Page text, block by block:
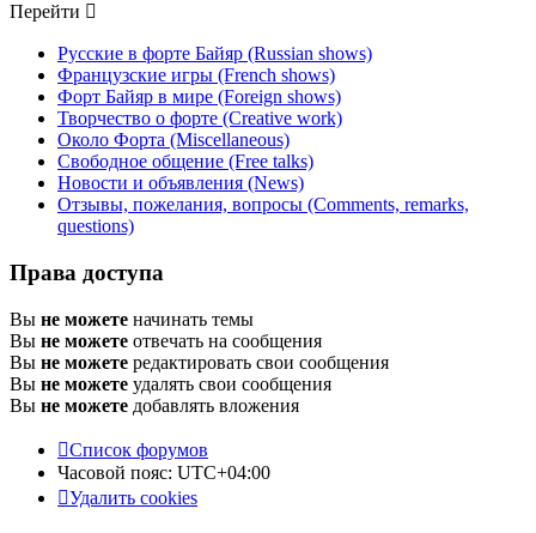
Перейти
Русские в форте Байяр (Russian shows)
Французские игры (French shows)
Форт Байяр в мире (Foreign shows)
Творчество о форте (Creative work)
Около Форта (Miscellaneous)
Свободное общение (Free talks)
Новости и объявления (News)
Отзывы, пожелания, вопросы (Comments, remarks,
questions)
Права доступа
Вы не можете начинать темы
Вы не можете отвечать на сообщения
Вы не можете редактировать свои сообщения
Вы не можете удалять свои сообщения
Вы не можете добавлять вложения
Список форумов
Часовой пояс: UTC+04:00
Удалить cookies